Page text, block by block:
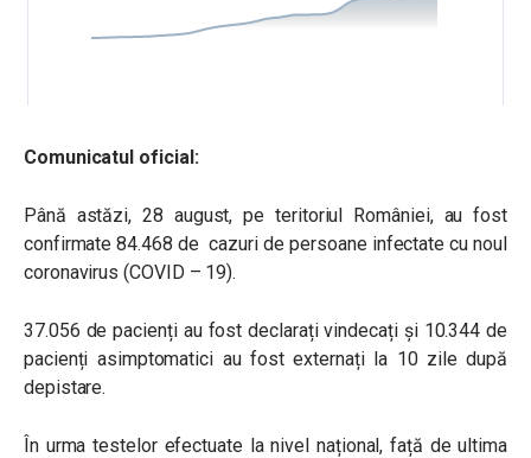
Comunicatul oficial:
Până astăzi, 28 august, pe teritoriul României, au fost
confirmate 84.468 de cazuri de persoane infectate cu noul
coronavirus (COVID – 19).
37.056 de pacienți au fost declarați vindecați și 10.344 de
pacienți asimptomatici au fost externați la 10 zile după
depistare.
În urma testelor efectuate la nivel național, față de ultima